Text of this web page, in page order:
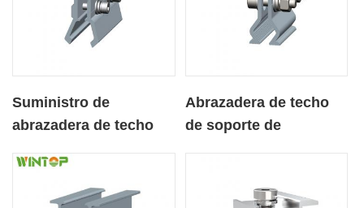
Suministro de
abrazadera de techo
techo de hojalata
Abrazadera de techo
de soporte de
con junta permanente